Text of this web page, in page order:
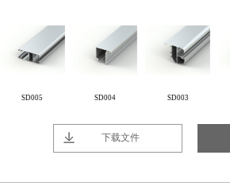
SD005 SD004 SD003
下载文件